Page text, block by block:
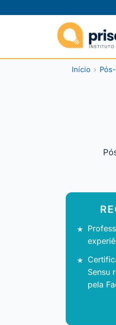
Início
Sensu
pela